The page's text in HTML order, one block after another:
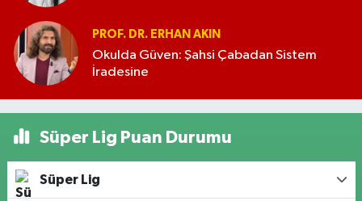
PROF. DR. ERHAN AKIN
Okulda Güven: Şahsi Çabadan Sistem
İradesine
Süper Lig Puan Durumu
Süper Lig